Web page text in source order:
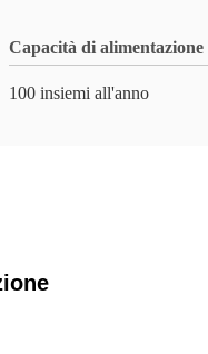
Capacità di alimentazione
100 insiemi all'anno